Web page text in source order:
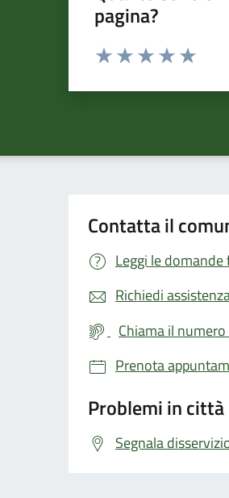
pagina?
Valuta da 1 a 5 stelle la pagina
Contatta il
Leggi le
Richiedi
Chiama il
Prenota
Problemi in città
Segnala